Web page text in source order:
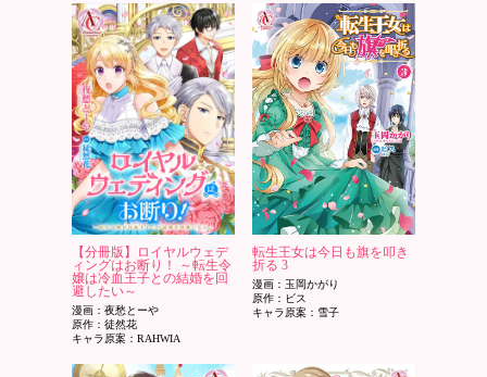
【分冊版】ロイヤルウェデ
ィングはお断り！ ～転生令
嬢は冷血王子との結婚を回
避したい～
漫画：夜愁とーや
原作：徒然花
キャラ原案：RAHWIA
転生王女は今日も旗を叩き
折る 3
漫画：玉岡かがり
原作：ビス
キャラ原案：雪子